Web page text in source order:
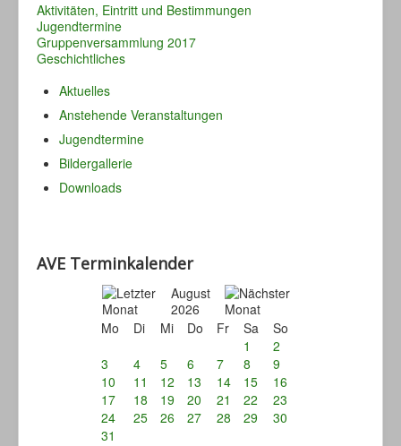
Aktivitäten, Eintritt und Bestimmungen
Jugendtermine
Gruppenversammlung 2017
Geschichtliches
Aktuelles
Anstehende Veranstaltungen
Jugendtermine
Bildergallerie
Downloads
AVE Terminkalender
August
2026
Mo
Di Mi Do Fr Sa
So
1
2
3
4 5 6 7 8
9
10
11 12 13 14 15
16
17
18 19 20 21 22
23
24
25 26 27 28 29
30
31